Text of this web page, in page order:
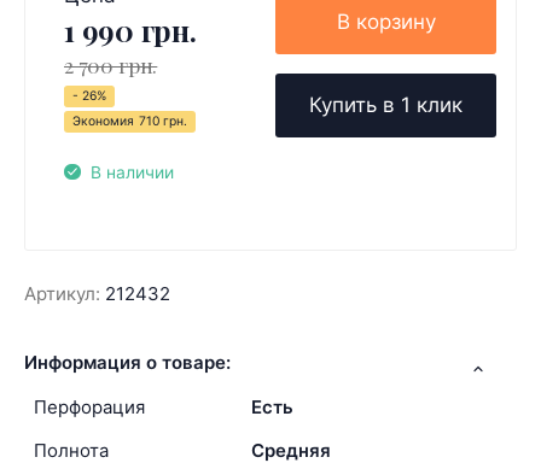
1 990 грн.
2 700 грн.
- 26%
Экономия 710 грн.
В наличии
В корзину
Купить в 1 клик
Артикул: 212432
Информация о товаре:
Перфорация
Есть
Полнота
Средняя